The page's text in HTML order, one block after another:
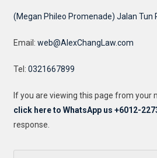
(Megan Phileo Promenade) Jalan Tun
Email: web@AlexChangLaw.com
Tel: 0321667899
If you are viewing this page from your
click here to WhatsApp us +6012-
response.